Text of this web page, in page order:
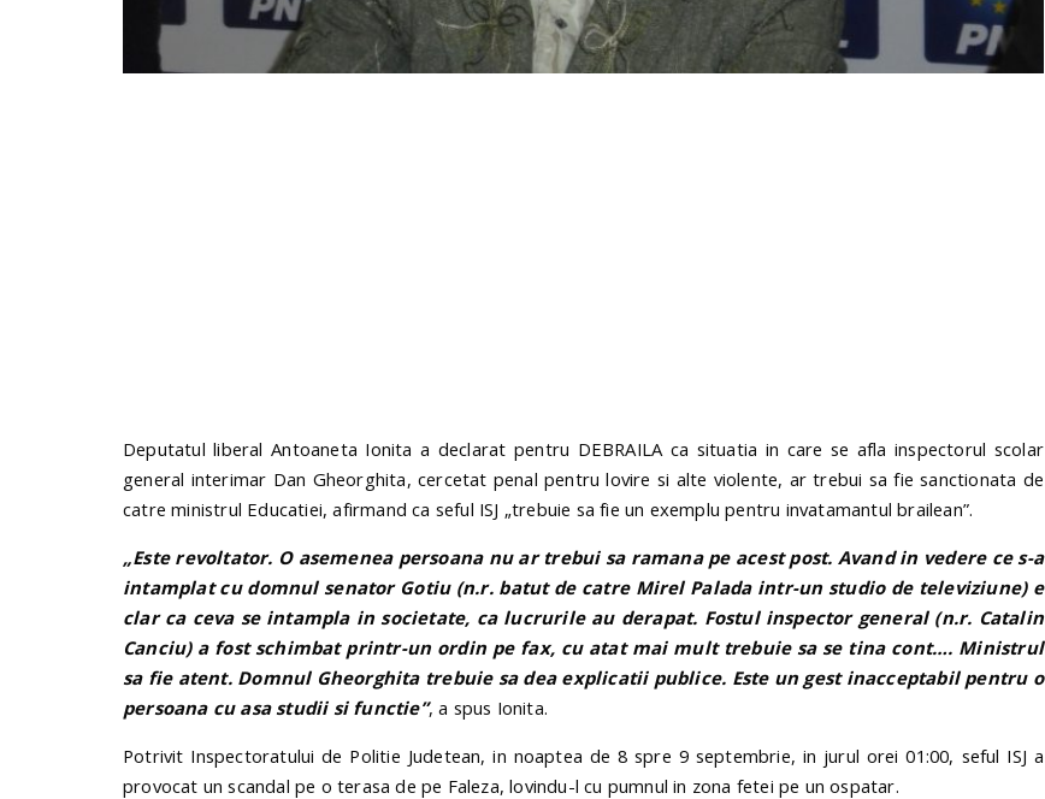
Deputatul liberal Antoaneta Ionita a declarat pentru DEBRAILA ca situatia in care se afla inspectorul scolar
general interimar Dan Gheorghita, cercetat penal pentru lovire si alte violente, ar trebui sa fie sanctionata de
catre ministrul Educatiei, afirmand ca seful ISJ „trebuie sa fie un exemplu pentru invatamantul brailean”.
„Este revoltator. O asemenea persoana nu ar trebui sa ramana pe acest post. Avand in vedere ce s-a
intamplat cu domnul senator Gotiu (n.r. batut de catre Mirel Palada intr-un studio de televiziune) e
clar ca ceva se intampla in societate, ca lucrurile au derapat. Fostul inspector general (n.r. Catalin
Canciu) a fost schimbat printr-un ordin pe fax, cu atat mai mult trebuie sa se tina cont…. Ministrul
sa fie atent. Domnul Gheorghita trebuie sa dea explicatii publice. Este un gest inacceptabil pentru o
persoana cu asa studii si functie”, a spus Ionita.
Potrivit Inspectoratului de Politie Judetean, in noaptea de 8 spre 9 septembrie, in jurul orei 01:00, seful ISJ a
provocat un scandal pe o terasa de pe Faleza, lovindu-l cu pumnul in zona fetei pe un ospatar.